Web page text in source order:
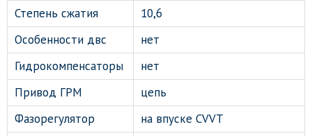
Степень сжатия
10,6
Особенности двс
нет
Гидрокомпенсаторы
нет
Привод ГРМ
цепь
Фазорегулятор
на впуске CVVT